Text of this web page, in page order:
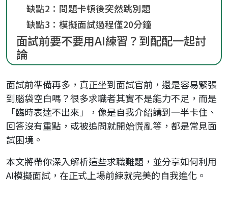
缺點2：問題卡頓後突然跳別題
缺點3：模擬面試過程僅20分鐘
面試前要不要用AI練習？到配配一起討
論
面試前準備再多，真正坐到面試官前，還是容易緊張
到腦袋空白嗎？很多求職者其實不是能力不足，而是
「臨時表達不出來」，像是自我介紹講到一半卡住、
回答沒有重點，或被追問就開始慌亂等，都是常見面
試困境。
本文將帶你深入解析這些求職難題，並分享如何利用
AI模擬面試，在正式上場前練就完美的自我進化。